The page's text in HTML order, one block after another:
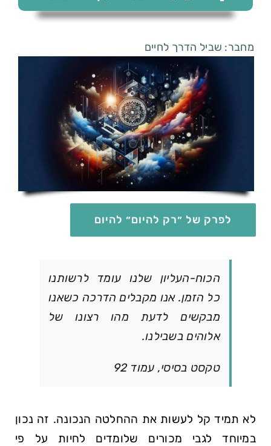
מחבר: שביל הדרך לחיים
לפרק של ״רק להיום״ להיום
הכוח-העליון שלנו עומד לרשותנו
כל הזמן. אנו מקבלים הדרכה כשאנו
מבקשים לדעת מהו רצונו של
אלוהים בשבילנו.
טקסט בסיסי, עמוד 92
לא תמיד קל לעשות את ההחלטה הנכונה. זה נכון
במיוחד לגבי מכורים שלומדים לחיות על פי